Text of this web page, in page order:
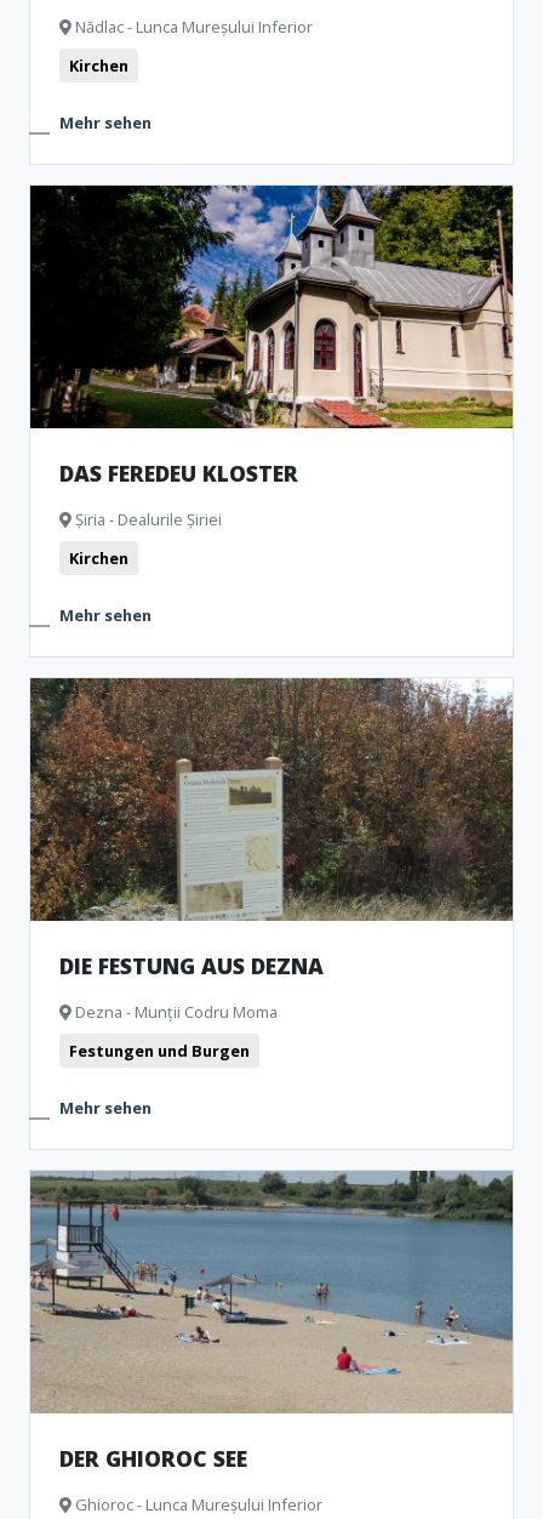
Nădlac - Lunca Mureșului Inferior
Kirchen
Mehr sehen
DAS FEREDEU KLOSTER
Șiria - Dealurile Șiriei
Kirchen
Mehr sehen
DIE FESTUNG AUS DEZNA
Dezna - Munții Codru Moma
Festungen und Burgen
Mehr sehen
DER GHIOROC SEE
Ghioroc - Lunca Mureșului Inferior